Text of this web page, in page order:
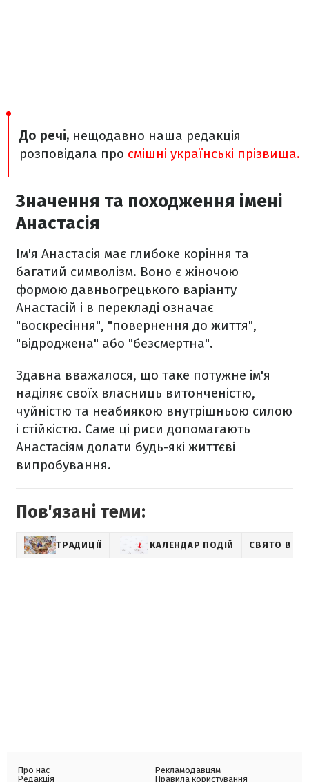
До речі, нещодавно наша редакція
розповідала про смішні українські прізвища.
Значення та походження імені
Анастасія
Ім'я Анастасія має глибоке коріння та
багатий символізм. Воно є жіночою
формою давньогрецького варіанту
Анастасій і в перекладі означає
"воскресіння", "повернення до життя",
"відроджена" або "безсмертна".
Здавна вважалося, що таке потужне ім'я
наділяє своїх власниць витонченістю,
чуйністю та неабиякою внутрішньою силою
і стійкістю. Саме ці риси допомагають
Анастасіям долати будь-які життєві
випробування.
Пов'язані теми:
ТРАДИЦІЇ КАЛЕНДАР ПОДІЙ СВЯТО В
Про нас
Редакція
Рекламодавцям
Правила користування